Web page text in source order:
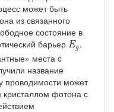
может быть
из связанного
состояние в
барьер Eg
Eg .
места c
название
проводимости может
фотона с